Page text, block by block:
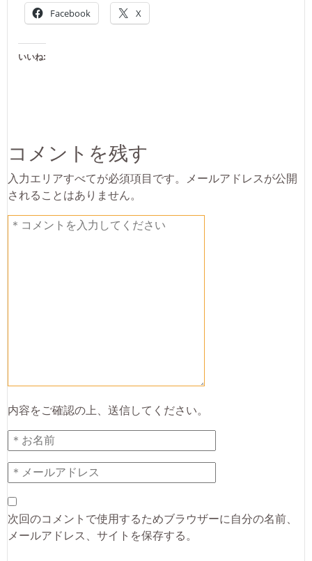
Facebook X
いいね:
コメントを残す
入力エリアすべてが必須項目です。メールアドレスが公開
されることはありません。
内容をご確認の上、送信してください。
次回のコメントで使用するためブラウザーに自分の名前、
メールアドレス、サイトを保存する。